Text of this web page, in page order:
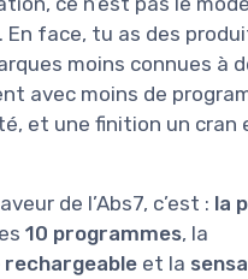
En face, tu as des
moins connues à
avec moins de
et une finition un cran
de l’Abs7, c’est : la
10 programmes, la
et la